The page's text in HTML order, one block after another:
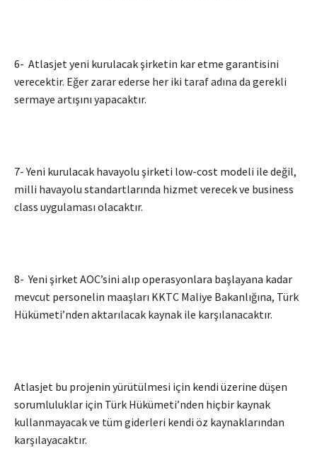
6- Atlasjet yeni kurulacak şirketin kar etme garantisini
verecektir. Eğer zarar ederse her iki taraf adına da gerekli
sermaye artışını yapacaktır.
7- Yeni kurulacak havayolu şirketi low-cost modeli ile değil,
milli havayolu standartlarında hizmet verecek ve business
class uygulaması olacaktır.
8- Yeni şirket AOC’sini alıp operasyonlara başlayana kadar
mevcut personelin maaşları KKTC Maliye Bakanlığına, Türk
Hükümeti’nden aktarılacak kaynak ile karşılanacaktır.
Atlasjet bu projenin yürütülmesi için kendi üzerine düşen
sorumluluklar için Türk Hükümeti’nden hiçbir kaynak
kullanmayacak ve tüm giderleri kendi öz kaynaklarından
karşılayacaktır.